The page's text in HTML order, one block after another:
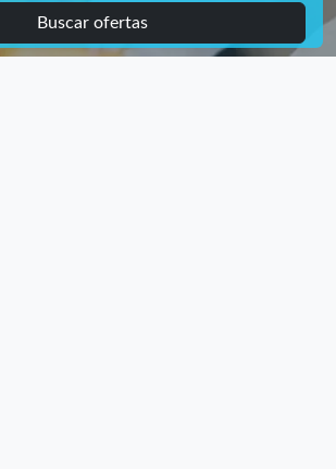
Buscar ofertas